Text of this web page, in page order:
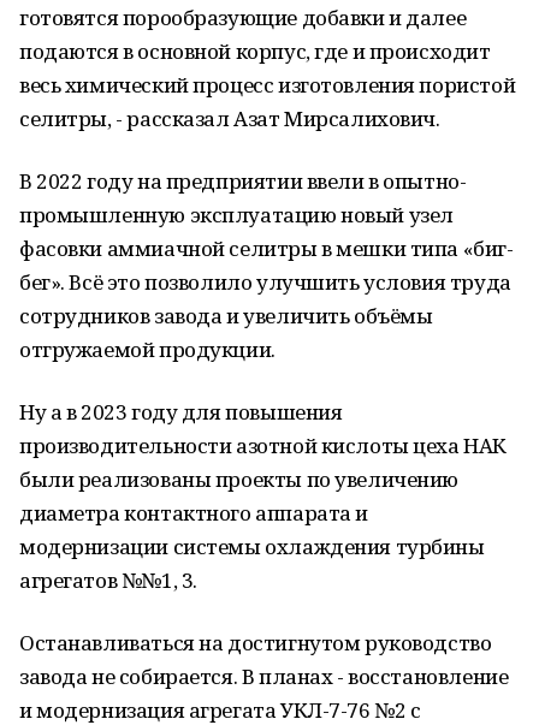
готовятся порообразующие добавки и далее
подаются в основной корпус, где и происходит
весь химический процесс изготовления пористой
селитры, - рассказал Азат Мирсалихович.
В 2022 году на предприятии ввели в опытно-
промышленную эксплуатацию новый узел
фасовки аммиачной селитры в мешки типа «биг-
бег». Всё это позволило улучшить условия труда
сотрудников завода и увеличить объёмы
отгружаемой продукции.
Ну а в 2023 году для повышения
производительности азотной кислоты цеха НАК
были реализованы проекты по увеличению
диаметра контактного аппарата и
модернизации системы охлаждения турбины
агрегатов №№1, 3.
Останавливаться на достигнутом руководство
завода не собирается. В планах - восстановление
и модернизация агрегата УКЛ-7-76 №2 с